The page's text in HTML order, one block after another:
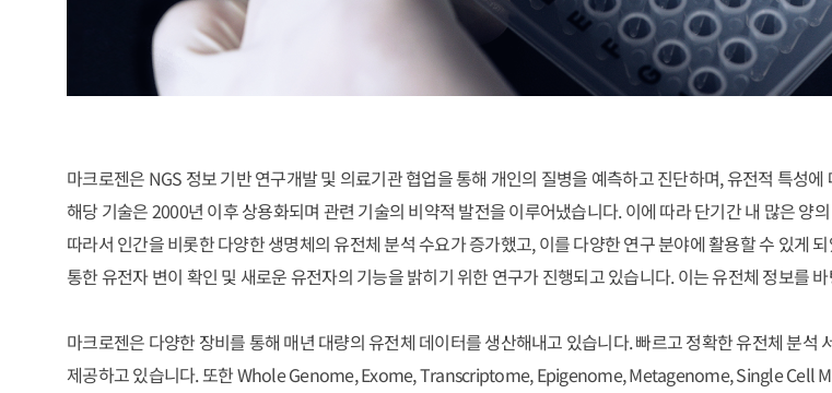
마크로젠은 NGS 정보 기반 연구개발 및 의료기관 협업을 통해 개인의 질병을 예측하고 진단하며, 유전적 특성
해당 기술은 2000년 이후 상용화되며 관련 기술의 비약적 발전을 이루어냈습니다. 이에 따라 단기간 내 많은
따라서 인간을 비롯한 다양한 생명체의 유전체 분석 수요가 증가했고, 이를 다양한 연구 분야에 활용할 수 있게
통한 유전자 변이 확인 및 새로운 유전자의 기능을 밝히기 위한 연구가 진행되고 있습니다. 이는 유전체 정보를
마크로젠은 다양한 장비를 통해 매년 대량의 유전체 데이터를 생산해내고 있습니다. 빠르고 정확한 유전체 분
제공하고 있습니다. 또한 Whole Genome, Exome, Transcriptome, Epigenome, Metagenome, Single Cell